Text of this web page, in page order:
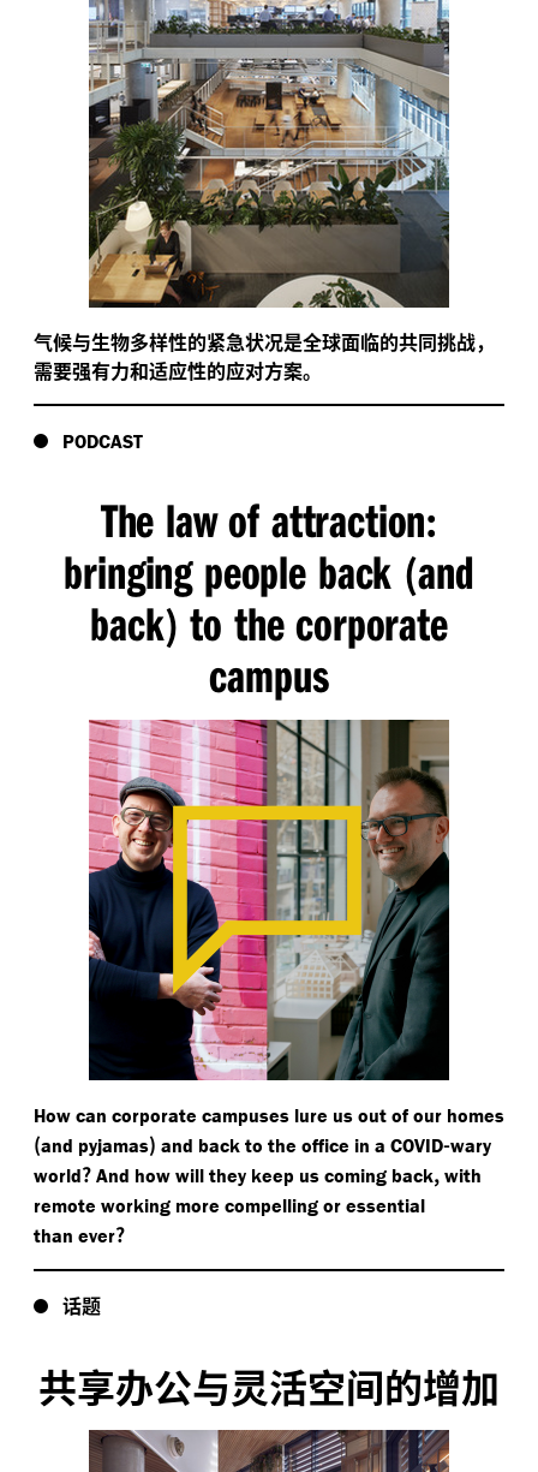
气候与生物多样性的紧急状况是全球面临的共同挑战，
需要强有力和适应性的应对方案。
PODCAST
The law of attraction:
bringing people back (and
back) to the corporate
campus
How can corporate campuses lure us out of our homes
(and pyjamas) and back to the office in a COVID-wary
world? And how will they keep us coming back, with
remote working more compelling or essential
than ever?
话题
共享办公与灵活空间的增加